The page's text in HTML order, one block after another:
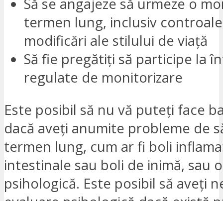
Să se angajeze să urmeze o
termen lung, inclusiv
modificări ale stilului de viață
Să fie pregătiți să participe la
regulate de monitorizare
Este posibil să nu vă puteți face
dacă aveți anumite probleme de
termen lung, cum ar fi boli
intestinale sau boli de inimă, sau
psihologică. Este posibil să aveți